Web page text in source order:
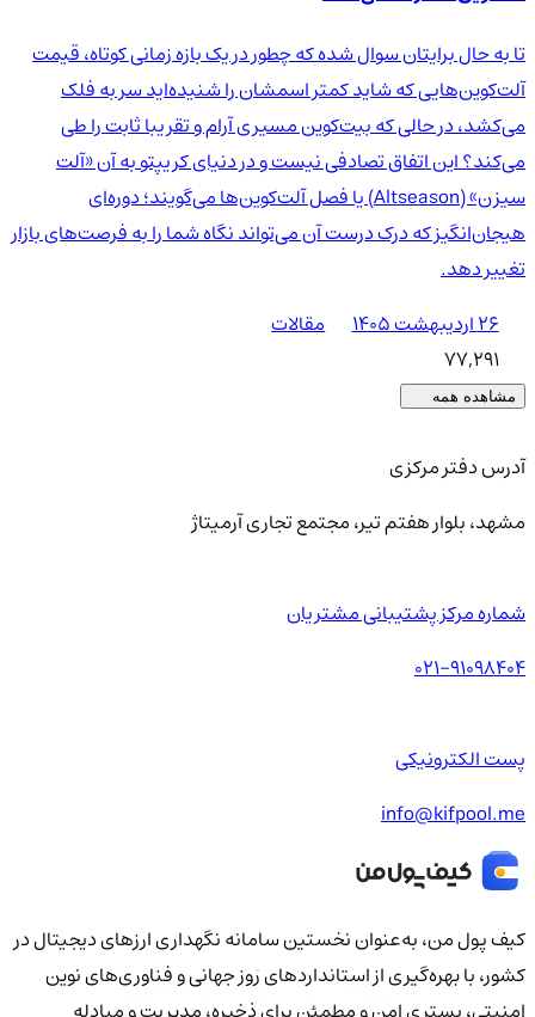
تا به حال برایتان سوال شده که چطور در یک بازه زمانی کوتاه، قیمت
آلت‌کوین‌هایی که شاید کمتر اسمشان را شنیده‌اید سر به فلک
می‌کشد، در حالی که بیت‌کوین مسیری آرام و تقریبا ثابت را طی
می‌کند؟ این اتفاق تصادفی نیست و در دنیای کریپتو به آن «آلت
سیزن» (Altseason) یا فصل آلت‌کوین‌ها می‌گویند؛ دوره‌ای
هیجان‌انگیز که درک درست آن می‌تواند نگاه شما را به فرصت‌های بازار
تغییر دهد.
۲۶ اردیبهشت ۱۴۰۵
مقالات
77,291
مشاهده همه
آدرس دفتر مرکزی
مشهد، بلوار هفتم تیر، مجتمع تجاری آرمیتاژ
شماره مرکز پشتیبانی مشتریان
021-91098404
پست الکترونیکی
info@kifpool.me
کیف‌ پول من، به‌عنوان نخستین سامانه نگهداری ارزهای دیجیتال در
کشور، با بهره‌گیری از استانداردهای روز جهانی و فناوری‌های نوین